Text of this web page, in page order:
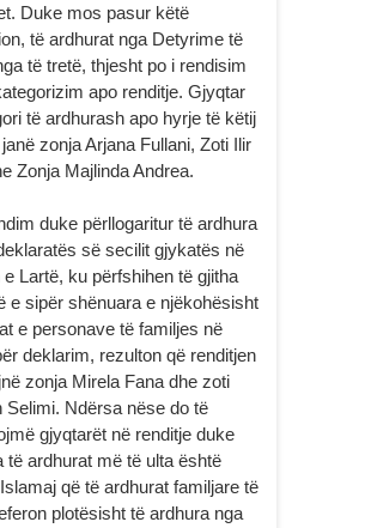
Duke mos pasur këtë
të ardhurat nga Detyrime të
të tretë, thjesht po i rendisim
apo renditje. Gjyqtar
të ardhurash apo hyrje të këtij
zonja Arjana Fullani, Zoti Ilir
Zonja Majlinda Andrea.
duke përllogaritur të ardhura
së secilit gjykatës në
Lartë, ku përfshihen të gjitha
e sipër shënuara e njëkohësisht
e personave të familjes në
deklarim, rezulton që renditjen
zonja Mirela Fana dhe zoti
Selimi. Ndërsa nëse do të
gjyqtarët në renditje duke
të ardhurat më të ulta është
që të ardhurat familjare të
plotësisht të ardhura nga